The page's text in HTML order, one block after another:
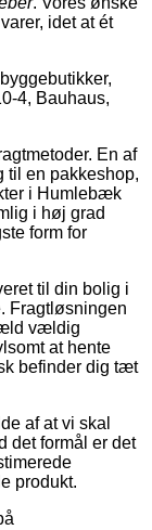
idet at ét
4, Bauhaus,
En af
til en pakkeshop,
i Humlebæk
i høj grad
form for
til din bolig i
Fragtløsningen
vældig
at hente
befinder dig tæt
af at vi skal
det formål er det
produkt.